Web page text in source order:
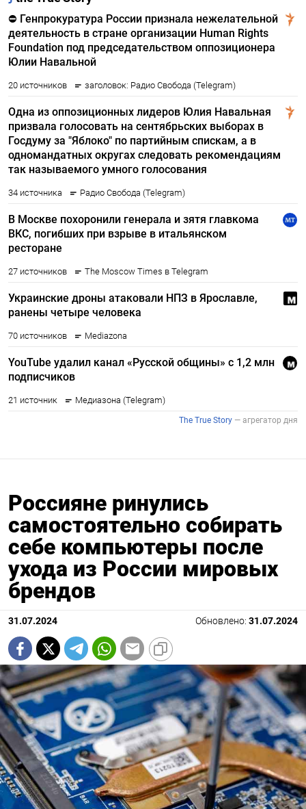
Россияне ринулись
самостоятельно собирать
себе компьютеры после
ухода из России мировых
брендов
31.07.2024 Обновлено: 31.07.2024